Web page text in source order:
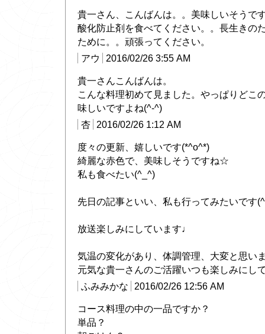
貴一さん、こんばんは。。美味しいそうで
酸化防止剤を食べてください。。長生きの
ために。。頑張ってください。
アウ
2016/02/26 3:55 AM
貴一さんこんばんは。
こんな料理初めて見ました。やっぱりどこ
味しいですよね(^-^)
杏
2016/02/26 1:12 AM
度々の更新、嬉しいです(*^o^*)
綺麗な赤色で、美味しそうですね☆
私も食べたい(^_^)
先日の記事といい、私も行ってみたいです
放送楽しみにしています♩
気温の変化があり、体調管理、大変と思い
元気な貴一さんのご活躍いつも楽しみにし
ふみみかな
2016/02/26 12:56 AM
コース料理の中の一品ですか？
単品？